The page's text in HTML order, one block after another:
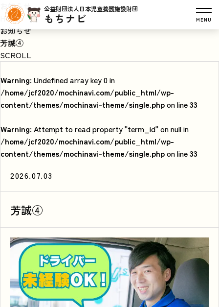
公益財団法人日本児童養護施設財団
もちナビ MENU
お知らせ
HOME
お知らせ
芳誠④
SCROLL
Warning: Undefined array key 0 in
/home/jcf2020/mochinavi.com/public_html/wp-
content/themes/mochinavi-theme/single.phpon line33
Warning: Attempt to read property "term_id" on null in
/home/jcf2020/mochinavi.com/public_html/wp-
content/themes/mochinavi-theme/single.phpon line33
2026.07.03
芳誠④